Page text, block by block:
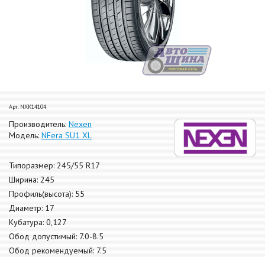
Арт. NXK14104
Производитель: Nexen
Модель: NFera SU1 XL
Типоразмер: 245/55 R17
Ширина: 245
Профиль(высота): 55
Диаметр: 17
Кубатура: 0,127
Обод допустимый: 7.0-8.5
Обод рекомендуемый: 7.5